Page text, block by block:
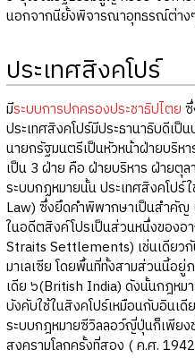
นอกจากนียั้งพิจารณาอุทธรณ์ต่าง
ประเทศสิงคโปร์
มีระบบการปกครองประชาธิปไตย
ประเทศสิงคโปร์มีประธานาธิบดีเป็
นายกรัฐมนตรีเป็นหัวหน้าฝ่ายบริห
เป็น 3 ฝ่าย คือ ฝ่ายบริหาร ฝ่ายตุ
ระบบกฏหมายนั้น ประเทศสิงคโป
Law) ซึ่งยึดคำพิพากษาเป็นสำคัญ
ในอดีตสิงค์โปรเป็นส่วนหนึ่งของ
Straits Settlements) เช่นเดียวกั
มาเลเซีย โดยพื้นที่ทั้งสามส่วนนี้อ
เดีย ๖(British India) ดังนั้นกฎห
บังคับใช้ในสิงคโปร์เหมือนกับอินเ
ระบบกฎหมายซีวิลลอว์ญี่ปุ่นก็เพีย
สงครามโลกครั้งที่สอง ( ค.ศ.